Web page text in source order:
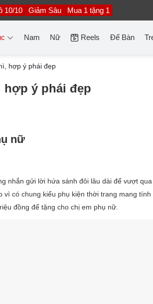
10/10 Giảm Sâu Mua 1 tặng 1
Nam Nữ Reels Để Bàn
hợp ý phái đẹp
hợp ý phái đẹp
nữ
nhắn gửi lời hứa sánh đôi lâu dài để vượt
có chung kiểu phụ kiện thời trang mang tính
đồng để tặng cho chị em phụ nữ.